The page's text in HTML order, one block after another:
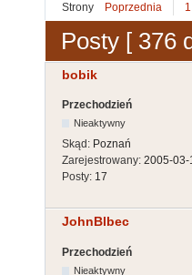
Strony Poprzednia 1
Posty [ 376
bobik
Przechodzień
Nieaktywny
Skąd: Poznań
Zarejestrowany: 2005-03-
Posty: 17
JohnBlbec
Przechodzień
Nieaktywny